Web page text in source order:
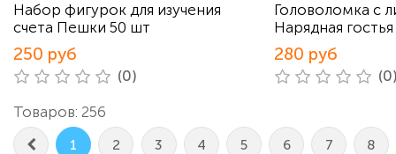
Набор фигурок для изучения
счета Пешки 50 шт
250 руб
(0)
Головоломка с
Нарядная гостья
280 руб
Товаров: 256
1 2 3 4 5 6 7 8